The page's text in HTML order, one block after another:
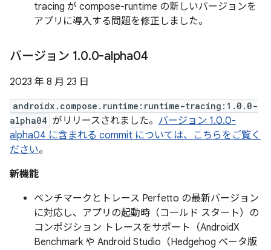
tracing が compose-runtime の新しいバージョンを
アプリに導入する問題を修正しました。
バージョン 1.0.0-alpha04
2023 年 8 月 23 日
androidx.compose.runtime:runtime-tracing:1.0.0-
alpha04 がリリースされました。 バージョン 1.0.0-
alpha04 に含まれる commit については、こちらをご覧く
ださい。
新機能
ベンチマークとトレース Perfetto の最新バージョン
に対応し、アプリの起動時（コールド スタート）の
コンポジション トレースをサポート（AndroidX
Benchmark や Android Studio（Hedgehog ベータ版